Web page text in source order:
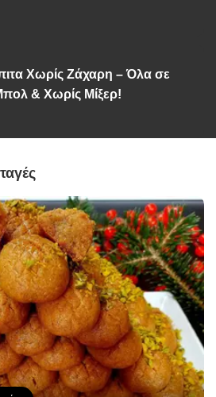
Χωρίς Ζάχαρη – Όλα σε
& Χωρίς Μίξερ!